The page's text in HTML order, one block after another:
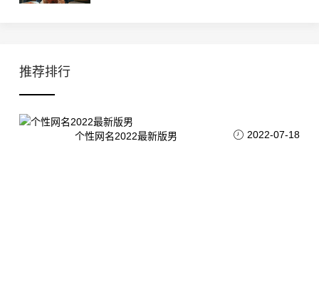
推荐排行
个性网名2022最新版男 2022-07-18